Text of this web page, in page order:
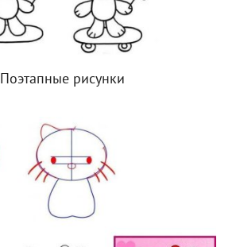
Поэтапные рисунки